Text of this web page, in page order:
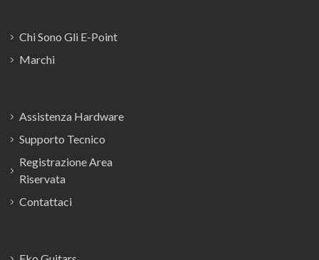
Chi Sono Gli E-Point
Marchi
Assistenza Hardware
Supporto Tecnico
Registrazione Area
Riservata
Contattaci